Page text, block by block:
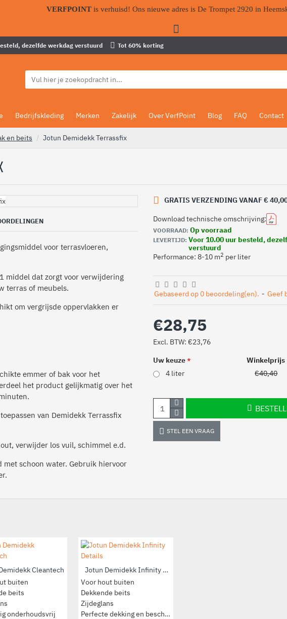
VERFPOINT is verhuisd! Ons nieuwe adres is De Trompet 2920 in
dezelfde werkdag verstuurd Tot 60% korting
Bedrijfskleding Merken Zakelijk Over VerfPoint Blog FAQ Contact
en beits Jotun Demidekk Terrassfix
voor terrasvloeren,
middel dat zorgt voor verwijdering
terras of meubels.
om vergrijsde oppervlakken er
emmer of bak voor het
het product gelijkmatig over het
van Demidekk Terrassfix
verwijder los vuil, schimmel e.d.
met schoon water. Gebruik hiervoor
GRATIS VERZENDING VANAF €
Download technische omschrijving:
VOORRAAD: Op voorraad
LEVERTIJD: Voor 10.00 uur besteld,
verstuurd
Performance: 8-10 m2 per liter
Gebaseerd op 0 beoordeling(en). - Geef
€28,75
Excl. BTW: €23,76
Uw keuze
Winkelprijs
€40,40
4 liter
STEL EEN VRAAG
Cleantech
buiten
beits
onderhoudsvrij
Jotun Demidekk Infinity Details
Voor hout buiten
Dekkende beits
Zijdeglans
Perfecte dekking en bescherming